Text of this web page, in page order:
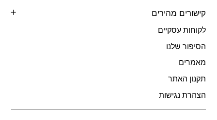
קישורים מהירים
לקוחות עסקיים
הסיפור שלנו
מאמרים
תקנון האתר
הצהרת נגישות